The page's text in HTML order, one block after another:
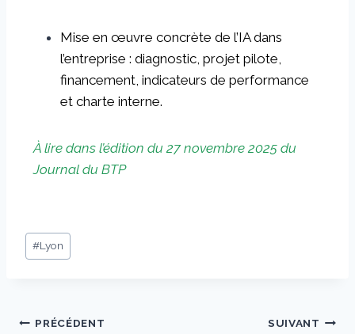
Mise en œuvre concrète de l’IA dans
l’entreprise : diagnostic, projet pilote,
financement, indicateurs de performance
et charte interne.
À lire dans l’édition du 27 novembre 2025 du
Journal du BTP
#Lyon
PRÉCÉDENT SUIVANT